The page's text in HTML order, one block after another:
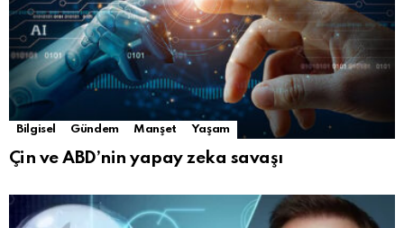
Bilgisel Gündem Manşet Yaşam
Çin ve ABD’nin yapay zeka savaşı